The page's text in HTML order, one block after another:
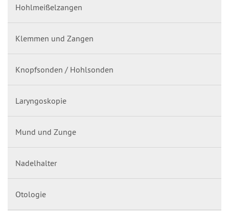
Hohlmeißelzangen
Klemmen und Zangen
Knopfsonden / Hohlsonden
Laryngoskopie
Mund und Zunge
Nadelhalter
Otologie